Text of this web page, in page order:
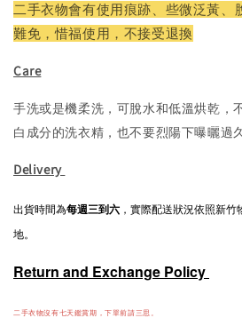
二手衣物會有使用痕跡、些微泛黃、
難免，惜福使用，不接受退換
Care
手洗或是機柔洗，可脫水和低溫烘乾，
白成分的洗衣精，也不要烈陽下曝曬過久
Delivery
出貨時間為每週三到六 ，實際配送狀況依照新
地。
Return and Exchange Policy
二手衣物沒有七天鑑賞期，下單前請三思。